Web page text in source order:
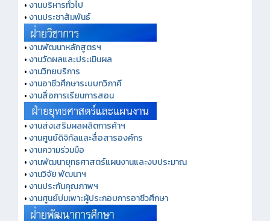
•งานบริหารทั่วไป
•งานประชาสัมพันธ์
•งานพัฒนาหลักสูตรฯ
•งานวัดผลและประเมินผล
•งานวิทยบริการ
•งานอาชีวศึกษาระบบทวิภาคี
•งานสื่อการเรียนการสอน
•งานส่งเสริมผลผลิตการค้าฯ
•งานศูนย์ดิจิทัลและสื่อสารองค์กร
•งานความร่วมมือ
•งานพัฒนายุทธศาสตร์แผนงานและงบประมาณ
•งานวิจัย พัฒนาฯ
•งานประกันคุณภาพฯ
•งานศูนย์บ่มเพาะผู้ประกอบการอาชีวศึกษา